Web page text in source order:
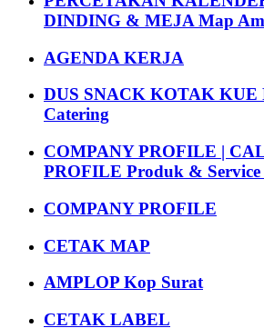
DINDING & MEJA Map
AGENDA KERJA
DUS SNACK KOTAK KUE
Catering
COMPANY PROFILE |
PROFILE Produk & Service
COMPANY PROFILE
CETAK MAP
AMPLOP Kop Surat
CETAK LABEL